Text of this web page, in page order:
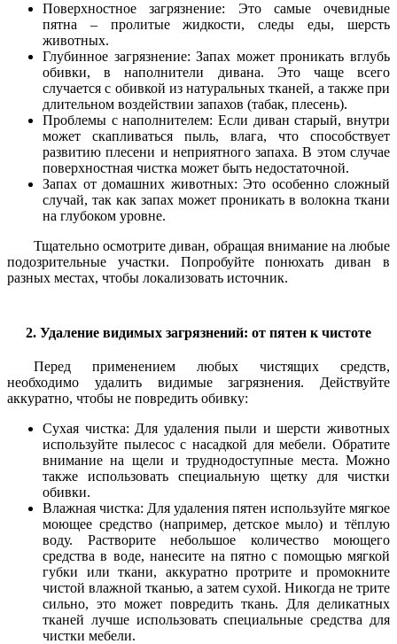
Поверхностное загрязнение: Это самые очевидные
пятна – пролитые жидкости, следы еды, шерсть
животных.
Глубинное загрязнение: Запах может проникать вглубь
обивки, в наполнители дивана. Это чаще всего
случается с обивкой из натуральных тканей, а также при
длительном воздействии запахов (табак, плесень).
Проблемы с наполнителем: Если диван старый, внутри
может скапливаться пыль, влага, что способствует
развитию плесени и неприятного запаха. В этом случае
поверхностная чистка может быть недостаточной.
Запах от домашних животных: Это особенно сложный
случай, так как запах может проникать в волокна ткани
на глубоком уровне.
Тщательно осмотрите диван, обращая внимание на любые
подозрительные участки. Попробуйте понюхать диван в
разных местах, чтобы локализовать источник.
2. Удаление видимых загрязнений: от пятен к чистоте
Перед применением любых чистящих средств,
необходимо удалить видимые загрязнения. Действуйте
аккуратно, чтобы не повредить обивку:
Сухая чистка: Для удаления пыли и шерсти животных
используйте пылесос с насадкой для мебели. Обратите
внимание на щели и труднодоступные места. Можно
также использовать специальную щетку для чистки
обивки.
Влажная чистка: Для удаления пятен используйте мягкое
моющее средство (например, детское мыло) и тёплую
воду. Растворите небольшое количество моющего
средства в воде, нанесите на пятно с помощью мягкой
губки или ткани, аккуратно протрите и промокните
чистой влажной тканью, а затем сухой. Никогда не трите
сильно, это может повредить ткань. Для деликатных
тканей лучше использовать специальные средства для
чистки мебели.